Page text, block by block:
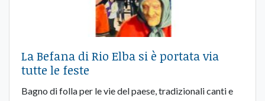
La Befana di Rio Elba si è portata via
tutte le feste
Bagno di folla per le vie del paese, tradizionali canti e